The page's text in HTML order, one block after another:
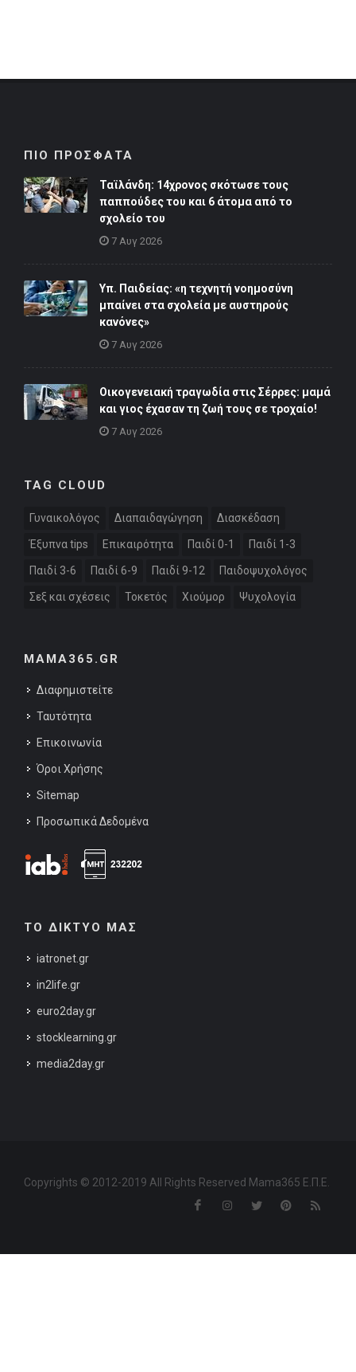
ΠΙΟ ΠΡΟΣΦΑΤΑ
Ταϊλάνδη: 14χρονος σκότωσε τους
παππούδες του και 6 άτομα από το
σχολείο του
7 Αυγ 2026
Υπ. Παιδείας: «η τεχνητή νοημοσύνη
μπαίνει στα σχολεία με αυστηρούς
κανόνες»
7 Αυγ 2026
Οικογενειακή τραγωδία στις Σέρρες: μαμά
και γιος έχασαν τη ζωή τους σε τροχαίο!
7 Αυγ 2026
TAG CLOUD
Γυναικολόγος Διαπαιδαγώγηση Διασκέδαση
Έξυπνα tips Επικαιρότητα Παιδί 0-1 Παιδί 1-3
Παιδί 3-6 Παιδί 6-9 Παιδί 9-12 Παιδοψυχολόγος
Σεξ και σχέσεις Τοκετός Χιούμορ Ψυχολογία
MAMA365.GR
Διαφημιστείτε
Ταυτότητα
Επικοινωνία
Όροι Χρήσης
Sitemap
Προσωπικά Δεδομένα
ΤΟ ΔΙΚΤΥΟ ΜΑΣ
iatronet.gr
in2life.gr
euro2day.gr
stocklearning.gr
media2day.gr
Copyrights © 2012-2019 All Rights Reserved Mama365 Ε.Π.Ε.